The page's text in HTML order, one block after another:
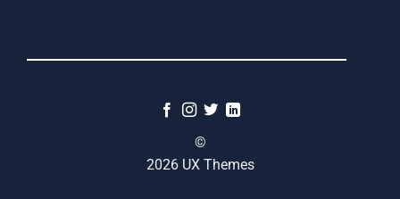
©
2026 UX Themes